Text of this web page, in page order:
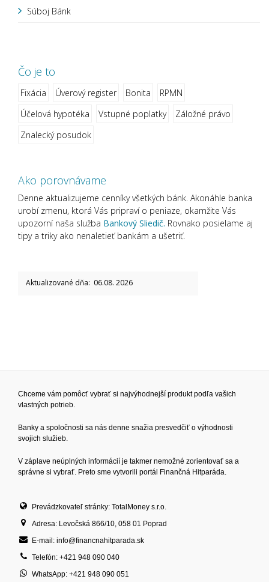
Súboj Bánk
Čo je to
Fixácia Úverový register Bonita
RPMN
Účelová hypotéka
Vstupné poplatky
Záložné právo
Znalecký posudok
Ako porovnávame
Denne aktualizujeme cenníky všetkých bánk. Akonáhle banka
urobí zmenu, ktorá Vás pripraví o peniaze, okamžite Vás
upozorní naša služba Bankový Sliedič. Rovnako posielame aj
tipy a triky ako nenaletieť bankám a ušetriť.
Aktualizované dňa: 06.08. 2026
Chceme vám pomôcť vybrať si najvýhodnejší produkt podľa vašich
vlastných potrieb.
Banky a spoločnosti sa nás denne snažia presvedčiť o výhodnosti
svojich služieb.
V záplave neúplných informácií je takmer nemožné zorientovať sa a
správne si vybrať. Preto sme vytvorili portál Finančná Hitparáda.
Prevádzkovateľ stránky: TotalMoney s.r.o.
Adresa: Levočská 866/10, 058 01 Poprad
E-mail: info@financnahitparada.sk
Telefón: +421 948 090 040
WhatsApp: +421 948 090 051